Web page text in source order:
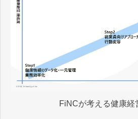
FiNCが考える健康経